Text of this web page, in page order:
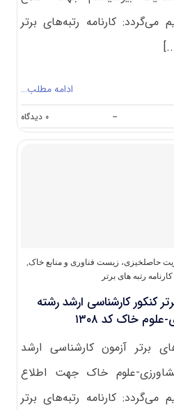
می‌گردد: کارنامه رتبه‌های برتر
ادامه مطلب…
-- ۰ دیدگاه
on
کارنامه
رتبه‌های
حاصلخیزی، زیست فناوری و منابع خاک,
کارنامه رتبه های برتر
کنکور کارشناسی ارشد رشته
خاک کد ۱۳۰۸
برتر آزمون کارشناسی ارشد
علوم خاک جهت اطلاع
می‌گردد: کارنامه رتبه‌های برتر